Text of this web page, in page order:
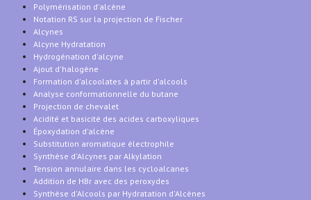
Polymérisation d'alcène
Notation RS sur la projection de Fischer
Alcynes
Alcyne Hydratation
Hydrogénation d'alcyne
Ajout d'halogène
Formation d'alcoolates à partir d'alcools
Analyse conformationnelle du butane
Projection de chevalet
Acidité et basicité des acides carboxyliques
Époxydation d'alcène
Substitution aromatique électrophile
Synthèse d'Alcynes par Alkylation
Tension annulaire dans les cycloalcanes
Addition de HBr avec des peroxydes
Synthèse d'Alcools par Hydratation d'Alcènes